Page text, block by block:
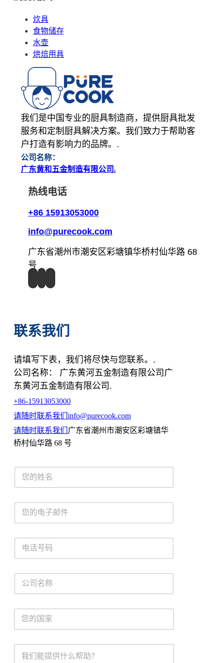
炊具
食物储存
水壶
烘焙用具
我们是中国专业的厨具制造商，提供厨具批发
服务和定制厨具解决方案。我们致力于帮助客
户打造有影响力的品牌。.
公司名称：
广东黄和五金制造有限公司.
热线电话
+86 15913053000
info@purecook.com
广东省潮州市潮安区彩塘镇华桥村仙华路 68
号
联系我们
请填写下表，我们将尽快与您联系。.
公司名称： 广东黄河五金制造有限公司广
东黄河五金制造有限公司.
+86-15913053000
请随时联系我们 info@purecook.com
请随时联系我们 广东省潮州市潮安区彩塘镇华
桥村仙华路 68 号